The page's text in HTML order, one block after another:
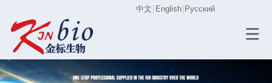
中文 English Русский